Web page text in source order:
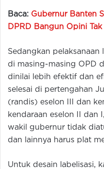
Baca: Gubernur Banten
DPRD Bangun Opini
Sedangkan pelaksanaan
di masing-masing OPD
dinilai lebih efektif dan
selesai di pertengahan
(randis) eselon III dan
kendaraan eselon II dan
wakil gubernur tidak
dan lainnya harus plat
Untuk desain labelisasi,